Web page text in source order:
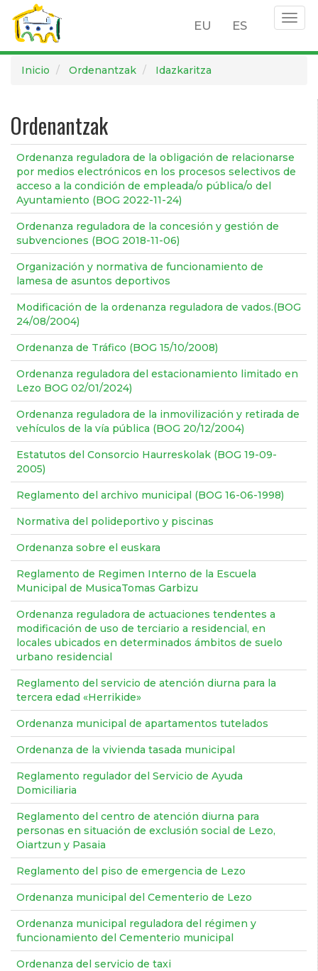
EU ES
Inicio Ordenantzak Idazkaritza
Ordenantzak
Ordenanza reguladora de la obligación de relacionarse
por medios electrónicos en los procesos selectivos de
acceso a la condición de empleada/o pública/o del
Ayuntamiento (BOG 2022-11-24)
Ordenanza reguladora de la concesión y gestión de
subvenciones (BOG 2018-11-06)
Organización y normativa de funcionamiento de
lamesa de asuntos deportivos
Modificación de la ordenanza reguladora de vados.(BOG
24/08/2004)
Ordenanza de Tráfico (BOG 15/10/2008)
Ordenanza reguladora del estacionamiento limitado en
Lezo BOG 02/01/2024)
Ordenanza reguladora de la inmovilización y retirada de
vehículos de la vía pública (BOG 20/12/2004)
Estatutos del Consorcio Haurreskolak (BOG 19-09-
2005)
Reglamento del archivo municipal (BOG 16-06-1998)
Normativa del polideportivo y piscinas
Ordenanza sobre el euskara
Reglamento de Regimen Interno de la Escuela
Municipal de MusicaTomas Garbizu
Ordenanza reguladora de actuaciones tendentes a
modificación de uso de terciario a residencial, en
locales ubicados en determinados ámbitos de suelo
urbano residencial
Reglamento del servicio de atención diurna para la
tercera edad «Herrikide»
Ordenanza municipal de apartamentos tutelados
Ordenanza de la vivienda tasada municipal
Reglamento regulador del Servicio de Ayuda
Domiciliaria
Reglamento del centro de atención diurna para
personas en situación de exclusión social de Lezo,
Oiartzun y Pasaia
Reglamento del piso de emergencia de Lezo
Ordenanza municipal del Cementerio de Lezo
Ordenanza municipal reguladora del régimen y
funcionamiento del Cementerio municipal
Ordenanza del servicio de taxi